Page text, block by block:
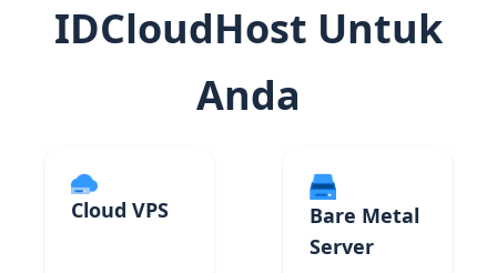
IDCloudHost Untuk
Anda
Cloud VPS
Bare Metal
Server